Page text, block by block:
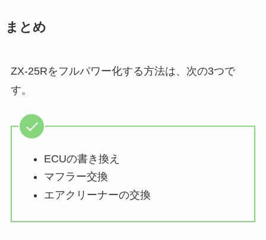
まとめ
ZX-25Rをフルパワー化する方法は、次の3つで
す。
ECUの書き換え
マフラー交換
エアクリーナーの交換